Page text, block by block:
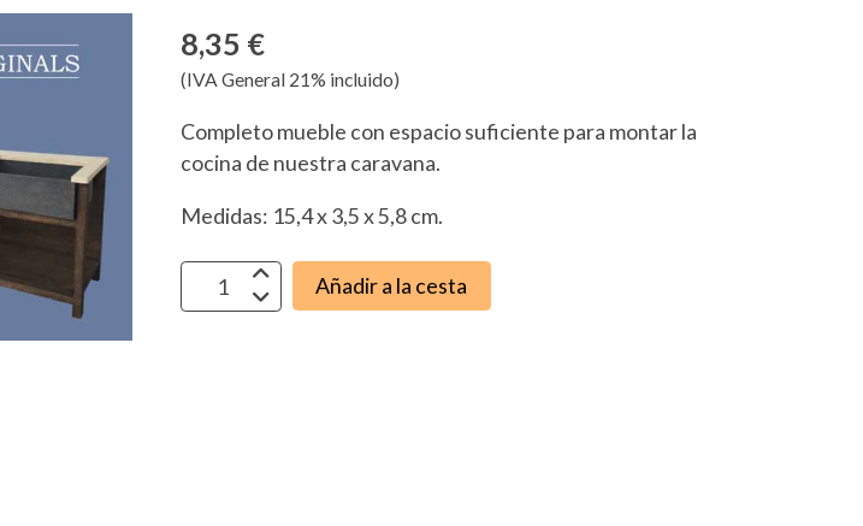
8,35 €
(IVA General 21% incluido)
Completo mueble con espacio suficiente para montar la
cocina de nuestra caravana.
Medidas: 15,4 x 3,5 x 5,8 cm.
Añadir a la cesta